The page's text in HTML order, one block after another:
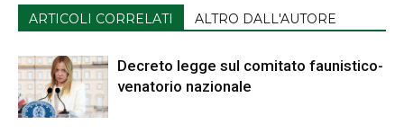
ARTICOLI CORRELATI ALTRO DALL'AUTORE
Decreto legge sul comitato faunistico-
venatorio nazionale